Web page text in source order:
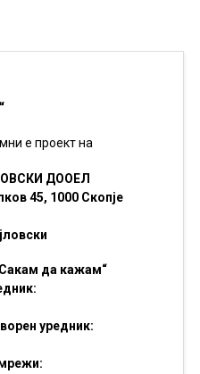
е проект на
ДООЕЛ
45, 1000 Скопје
да кажам“
уредник: